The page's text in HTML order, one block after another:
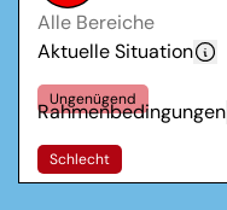
Français
Alle Bereiche
Aktuelle Situation
Ungenügend
Rahmenbedingungen
Schlecht